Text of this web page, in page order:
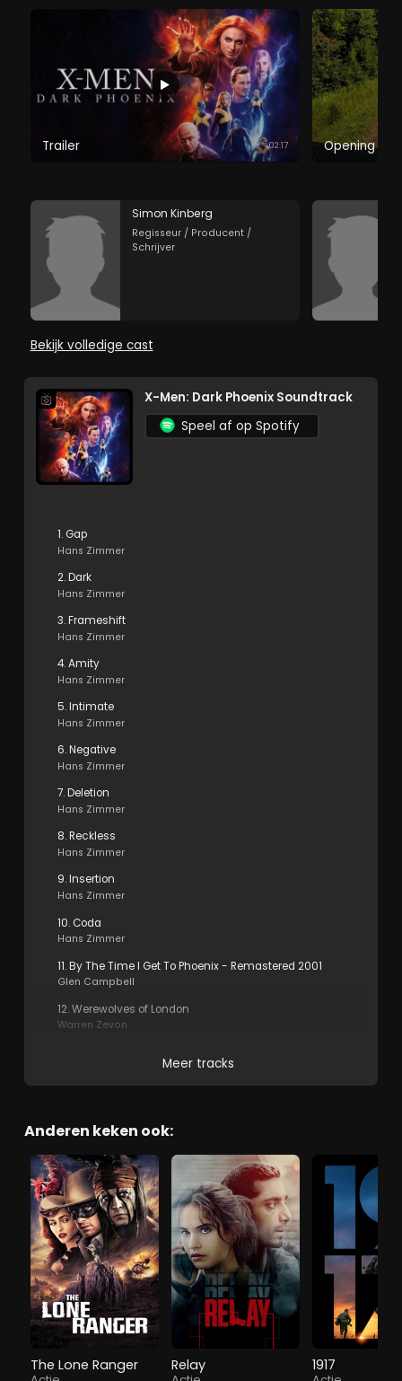
Trailer 02:17 Opening
Simon Kinberg
Regisseur / Producent /
Schrijver
Bekijk volledige cast
X-Men: Dark Phoenix Soundtrack
Speel af op Spotify
1. Gap
Hans Zimmer
2. Dark
Hans Zimmer
3. Frameshift
Hans Zimmer
4. Amity
Hans Zimmer
5. Intimate
Hans Zimmer
6. Negative
Hans Zimmer
7. Deletion
Hans Zimmer
8. Reckless
Hans Zimmer
9. Insertion
Hans Zimmer
10. Coda
Hans Zimmer
11. By The Time I Get To Phoenix - Remastered 2001
Glen Campbell
12. Werewolves of London
Warren Zevon
Meer tracks
Anderen keken ook:
The Lone Ranger Relay 1917